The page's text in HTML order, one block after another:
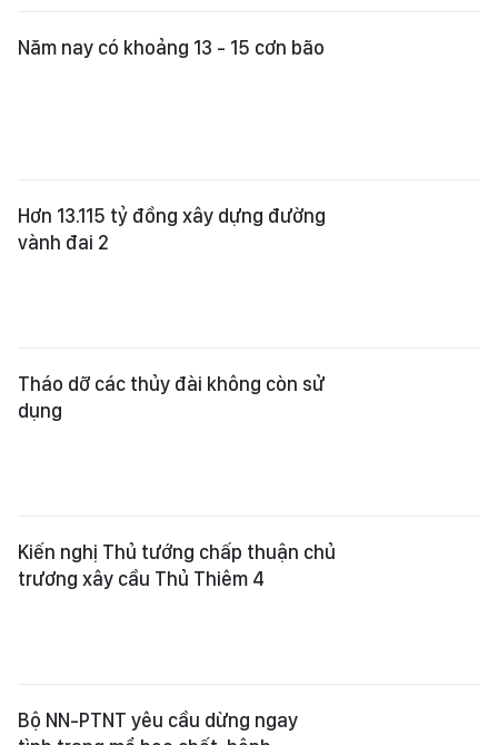
Năm nay có khoảng 13 - 15 cơn bão
Hơn 13.115 tỷ đồng xây dựng đường
vành đai 2
Tháo dỡ các thủy đài không còn sử
dụng
Kiến nghị Thủ tướng chấp thuận chủ
trương xây cầu Thủ Thiêm 4
Bộ NN-PTNT yêu cầu dừng ngay